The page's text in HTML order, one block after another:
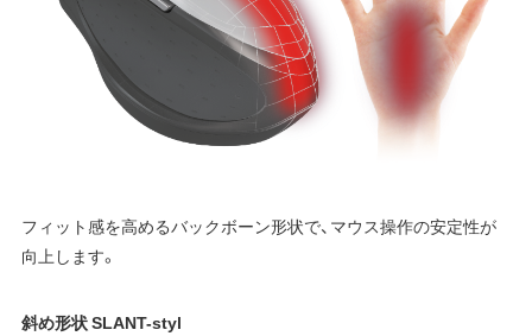
フィット感を高めるバックボーン形状で、マウス操作の安定性が
向上します。
斜め形状 SLANT-styl